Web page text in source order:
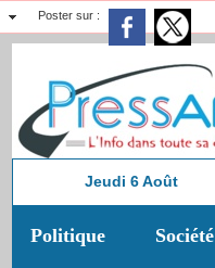
Poster sur :
Jeudi 6 Août
Politique Société